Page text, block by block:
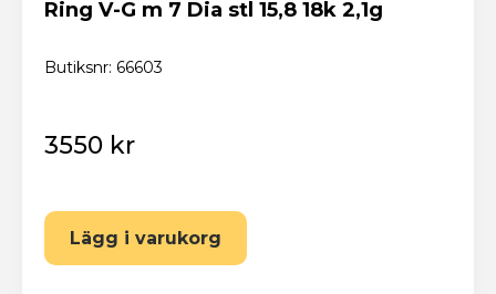
Ring V-G m 7 Dia stl 15,8 18k 2,1g
Butiksnr: 66603
3550 kr
Lägg i varukorg